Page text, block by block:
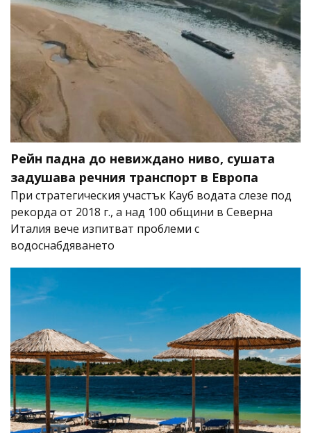
Рейн падна до невиждано ниво, сушата
задушава речния транспорт в Европа
При стратегическия участък Кауб водата слезе под
рекорда от 2018 г., а над 100 общини в Северна
Италия вече изпитват проблеми с
водоснабдяването